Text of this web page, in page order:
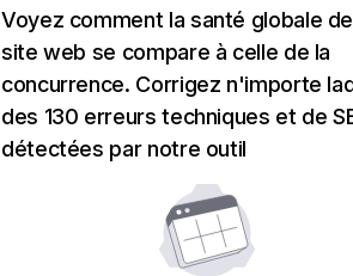
Voyez comment la santé globale
site web se compare à celle de la
concurrence. Corrigez n'importe
des 130 erreurs techniques et de
détectées par notre outil